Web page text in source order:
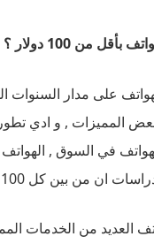
على مدار السنوات
المميزات , و ادي تطور
في السوق ,
كل 100 شخص 70 منهم على الأقل يحملون هواتف ذكية .
العديد من الخدمات